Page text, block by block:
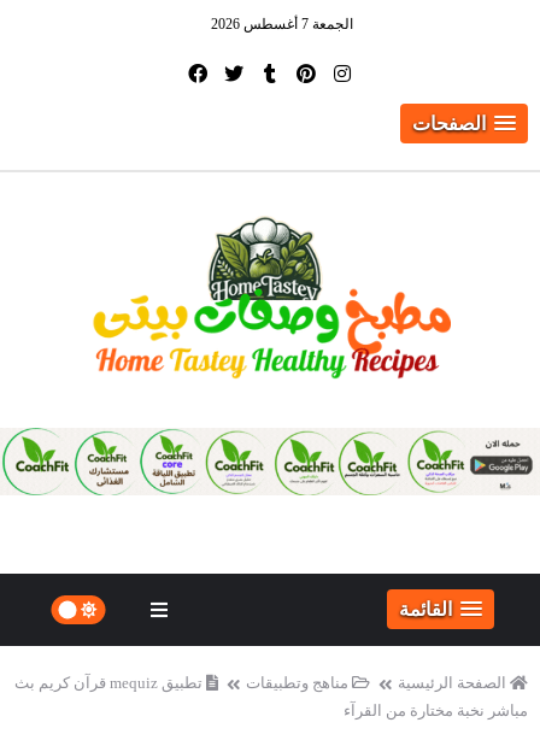
الجمعة 7 أغسطس 2026
الصفحات
القائمة
الصفحة الرئيسية مناهج وتطبيقات
تطبيق mequiz قرآن كريم بث
مباشر نخبة مختارة من القرآء